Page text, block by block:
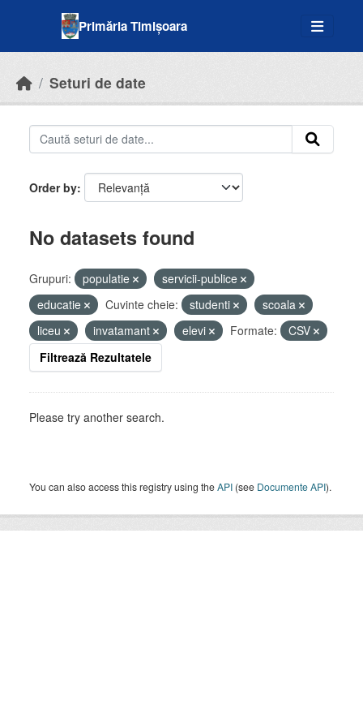
Primăria Timișoara
Seturi de date
Order by
No datasets found
Grupuri: populatie
servicii-publice
educatie
Cuvinte cheie: studenti
scoala
liceu
invatamant elevi Formate:
CSV
Filtrează Rezultatele
Please try another search.
You can also access this registry using theAPI (see Documente API).